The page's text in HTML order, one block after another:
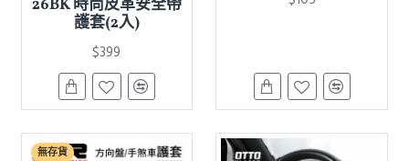
26BK 時尚皮革安全帶
護套(2入)
$399
無存貨